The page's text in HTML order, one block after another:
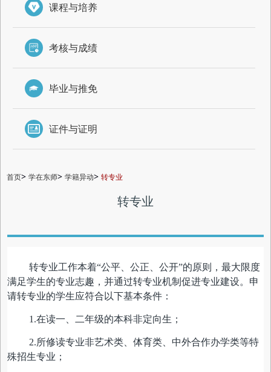
课程与培养
考核与成绩
毕业与推免
证件与证明
转专业
首页> 学在东师> 学籍异动> 转专业
转专业工作本着“公平、公正、公开”的原则，最大限度
满足学生的专业志趣，并通过转专业机制促进专业建设。申
请转专业的学生应符合以下基本条件：
1.在读一、二年级的本科非定向生；
2.所修读专业非艺术类、体育类、中外合作办学类等特
殊招生专业；